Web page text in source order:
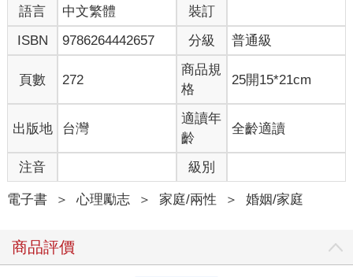
的人生」，對於有些人來說，離婚也就只是一個「兩害相權取其
輕」的選擇罷了。
可以這麼說，我幾乎從未考慮過「為了孩子不離婚」這個選項。
形式上的完整對我而言根本不重要，那都是過給別人看的。我只
關注一點：「我是不是真正因為有了這種「完整」而感到幸福、
快樂？」答案若是否定句，那這種「完整」就真沒必要繼續下
去。畢竟站在孩子的角度思考，我也不希望她因為擁有一個不快
樂的媽媽和和一個不願回家的爸爸，進而感到悲傷或失望。而我
的人生中沒有「為了孩子不離婚」這個選項，可能也跟我自己的
個人成長經歷有關。
我從小成長在一個父母關係緊張的家庭裡。從我懂事以來，父母
親就一直不和睦，兩人只要待在同一個屋簷下，家裡氣氛就不會
著兩地分居的生活。父親和同事們在一起，領到薪水就往家裡匯
款，但即便這樣辛苦，他在外地反而過得更顯逍遙自在。反觀母
語言 中文繁體
裝訂
ISBN
9786264442657 分級 普通級
頁數 272
商品規
格
25開15*21cm
出版地 台灣
適讀年
齡
全齡適讀
注音 級別
電子書 ＞ 心理勵志 ＞ 家庭/兩性 ＞ 婚姻/家庭
商品評價